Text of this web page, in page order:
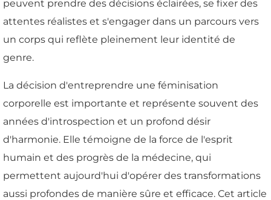
peuvent prendre des décisions éclairées, se fixer des
attentes réalistes et s'engager dans un parcours vers
un corps qui reflète pleinement leur identité de
genre.
La décision d'entreprendre une féminisation
corporelle est importante et représente souvent des
années d'introspection et un profond désir
d'harmonie. Elle témoigne de la force de l'esprit
humain et des progrès de la médecine, qui
permettent aujourd'hui d'opérer des transformations
aussi profondes de manière sûre et efficace. Cet article